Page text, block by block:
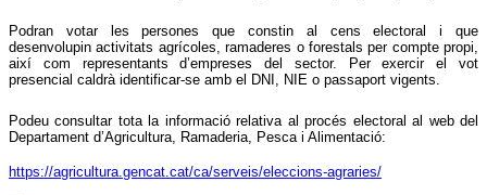
Podran votar les persones que constin al cens electoral i que
desenvolupin activitats agrícoles, ramaderes o forestals per compte propi,
així com representantsd’empreses del sector. Per exercir el vot
presencial caldrà identificar-se amb el DNI, NIE o passaport vigents.
Podeu consultar tota la informació relativa al procés electoral al web del
Departament d’Agricultura, Ramaderia, Pesca i Alimentació:
https://agricultura.gencat.cat/ca/serveis/eleccions-agraries/